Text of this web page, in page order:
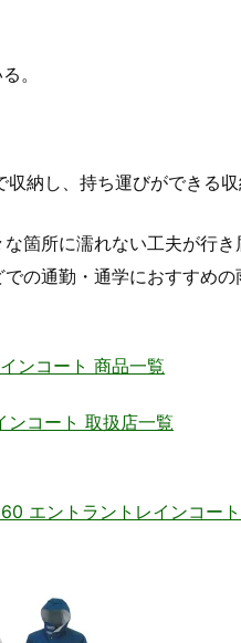
。
収納し、持ち運びができる
箇所に濡れない工夫が行き
の通勤・通学におすすめの
ンコート 商品一覧
ンコート 取扱店一覧
エントラントレインコー